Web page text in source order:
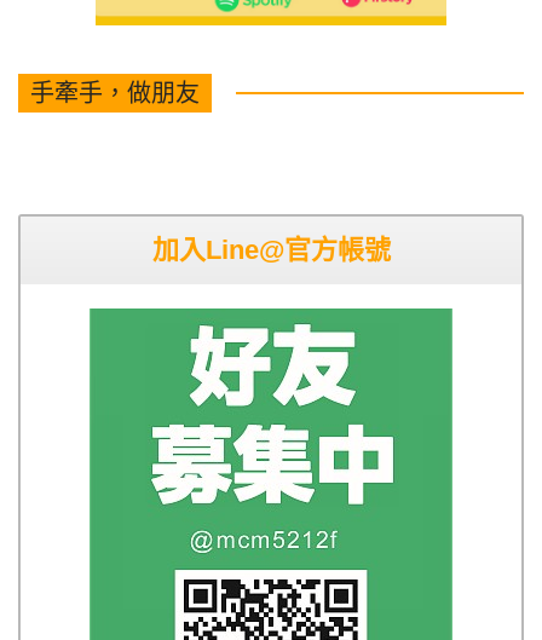
手牽手，做朋友
加入Line@官方帳號